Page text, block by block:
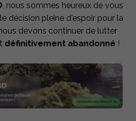
, nous sommes heureux de vous
décision pleine d'espoir pour la
devons continuer de lutter
définitivement abandonné !